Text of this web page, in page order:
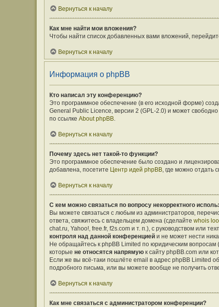
Вернуться к началу
Как мне найти мои вложения?
Чтобы найти список добавленных вами вложений,
Вернуться к началу
Информация о phpBB
Кто написал эту конференцию?
Это программное обеспечение (в его исходной форме)
General Public Licence, версии 2 (GPL-2.0) и может
по ссылке About phpBB.
Вернуться к началу
Почему здесь нет такой-то функции?
Это программное обеспечение было создано и
добавлена, посетите Центр идей phpBB, где можно отдать
Вернуться к началу
С кем можно связаться по вопросу некорректного
Вы можете связаться с любым из администраторов,
ответа, свяжитесь с владельцем домена (сделайте whois
chat.ru, Yahoo!, free.fr, f2s.com и т. п.), с руководством или
контроля над данной конференцией и не может нести
Не обращайтесь к phpBB Limited по юридическим вопросам
которые не относятся напрямую к сайту phpBB.com или
Если же вы всё-таки пошлёте email в адрес phpBB Limited
подробного письма, или вы можете вообще не получить
Вернуться к началу
Как мне связаться с администратором конференции?